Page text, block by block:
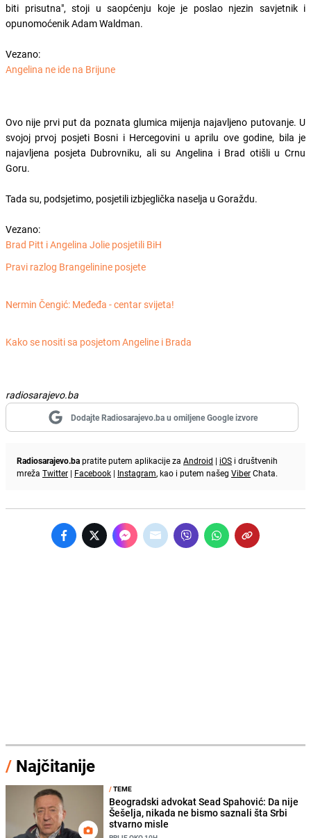
biti prisutna", stoji u saopćenju koje je poslao njezin savjetnik i
opunomoćenik Adam Waldman.
Vezano:
Angelina ne ide na Brijune
Ovo nije prvi put da poznata glumica mijenja najavljeno putovanje. U
svojoj prvoj posjeti Bosni i Hercegovini u aprilu ove godine, bila je
najavljena posjeta Dubrovniku, ali su Angelina i Brad otišli u Crnu
Goru.
Tada su, podsjetimo, posjetili izbjeglička naselja u Goraždu.
Vezano:
Brad Pitt i Angelina Jolie posjetili BiH
Pravi razlog Brangelinine posjete
Nermin Čengić: Međeđa - centar svijeta!
Kako se nositi sa posjetom Angeline i Brada
radiosarajevo.ba
Dodajte Radiosarajevo.ba u omiljene Google izvore
Radiosarajevo.bapratite putem aplikacije za Android | iOS i društvenih
mreža Twitter | Facebook | Instagram, kao i putem našeg ViberChata.
/ Najčitanije
/TEME
Beogradski advokat Sead Spahović: Da nije
Šešelja, nikada ne bismo saznali šta Srbi
stvarno misle